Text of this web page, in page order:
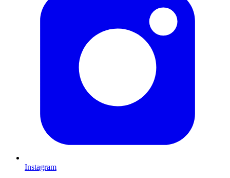
Instagram